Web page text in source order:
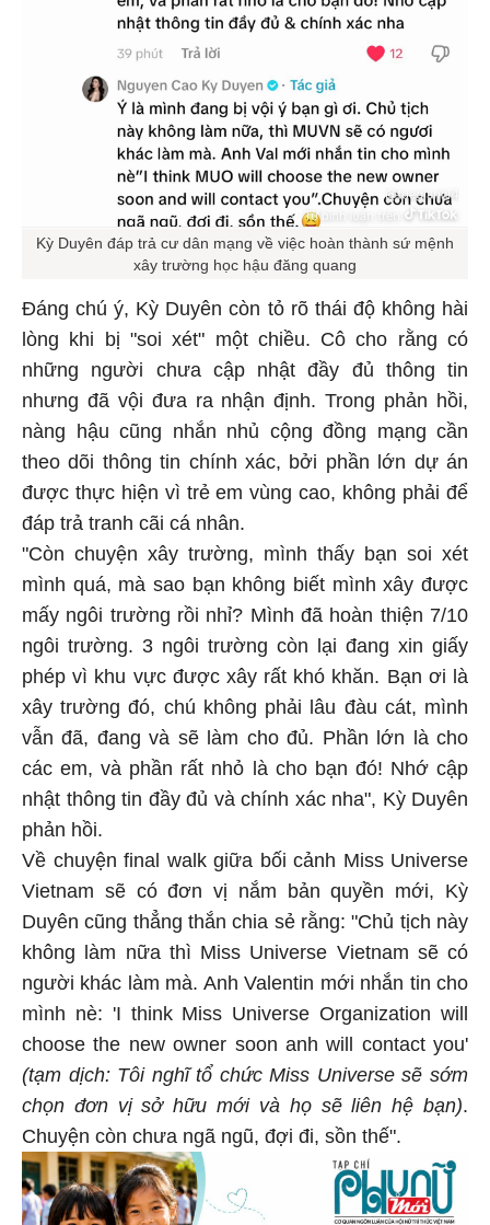
Kỳ Duyên đáp trả cư dân mạng về việc hoàn thành sứ mệnh
xây trường học hậu đăng quang
Đáng chú ý, Kỳ Duyên còn tỏ rõ thái độ không hài
lòng khi bị "soi xét" một chiều. Cô cho rằng có
những người chưa cập nhật đầy đủ thông tin
nhưng đã vội đưa ra nhận định. Trong phản hồi,
nàng hậu cũng nhắn nhủ cộng đồng mạng cần
theo dõi thông tin chính xác, bởi phần lớn dự án
được thực hiện vì trẻ em vùng cao, không phải để
đáp trả tranh cãi cá nhân.
"Còn chuyện xây trường, mình thấy bạn soi xét
mình quá, mà sao bạn không biết mình xây được
mấy ngôi trường rồi nhỉ? Mình đã hoàn thiện 7/10
ngôi trường. 3 ngôi trường còn lại đang xin giấy
phép vì khu vực được xây rất khó khăn. Bạn ơi là
xây trường đó, chú không phải lâu đàu cát, mình
vẫn đã, đang và sẽ làm cho đủ. Phần lớn là cho
các em, và phần rất nhỏ là cho bạn đó! Nhớ cập
nhật thông tin đầy đủ và chính xác nha", Kỳ Duyên
phản hồi.
Về chuyện final walk giữa bối cảnh Miss Universe
Vietnam sẽ có đơn vị nắm bản quyền mới, Kỳ
Duyên cũng thẳng thắn chia sẻ rằng: "Chủ tịch này
không làm nữa thì Miss Universe Vietnam sẽ có
người khác làm mà. Anh Valentin mới nhắn tin cho
mình nè: 'I think Miss Universe Organization will
choose the new owner soon anh will contact you'
(tạm dịch: Tôi nghĩ tổ chức Miss Universe sẽ sớm
chọn đơn vị sở hữu mới và họ sẽ liên hệ bạn).
Chuyện còn chưa ngã ngũ, đợi đi, sồn thế".